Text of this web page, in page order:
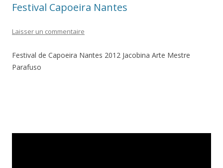
Festival Capoeira Nantes
Laisser un commentaire
Festival de Capoeira Nantes 2012 Jacobina Arte Mestre
Parafuso